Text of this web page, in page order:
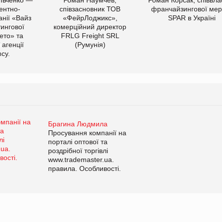
«Вайз
та
співзасновник ТОВ
«ФейрЛоджикс»,
комерційний директор
FRLG Freight SRL
(Румунія)
франчайзингової
SPAR в Україні
Брагина Людмила
Просування компанії на
порталі оптової та
роздрібної торгівлі
www.trademaster.ua.
правила. Особливості.